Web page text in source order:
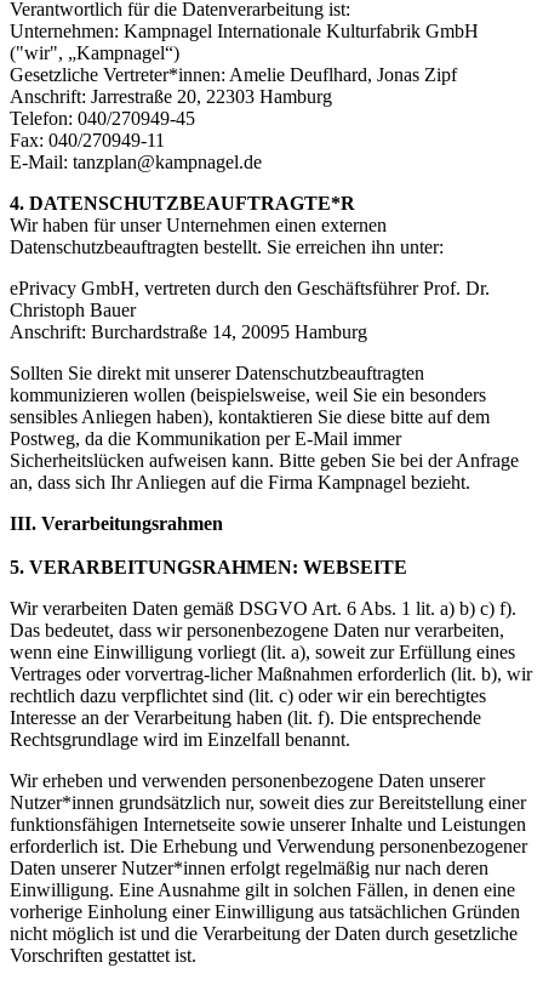
Verantwortlich für die Datenverarbeitung ist:
Unternehmen: Kampnagel Internationale Kulturfabrik GmbH
("wir", „Kampnagel“)
Gesetzliche Vertreter*innen: Amelie Deuflhard, Jonas Zipf
Anschrift: Jarrestraße 20, 22303 Hamburg
Telefon: 040/270949-45
Fax: 040/270949-11
E-Mail: tanzplan@kampnagel.de
4. DATENSCHUTZBEAUFTRAGTE*R
Wir haben für unser Unternehmen einen externen
Datenschutzbeauftragten bestellt. Sie erreichen ihn unter:
ePrivacy GmbH, vertreten durch den Geschäftsführer Prof. Dr.
Christoph Bauer
Anschrift: Burchardstraße 14, 20095 Hamburg
Sollten Sie direkt mit unserer Datenschutzbeauftragten
kommunizieren wollen (beispielsweise, weil Sie ein besonders
sensibles Anliegen haben), kontaktieren Sie diese bitte auf dem
Postweg, da die Kommunikation per E-Mail immer
Sicherheitslücken aufweisen kann. Bitte geben Sie bei der Anfrage
an, dass sich Ihr Anliegen auf die Firma Kampnagel bezieht.
III. Verarbeitungsrahmen
5. VERARBEITUNGSRAHMEN: WEBSEITE
Wir verarbeiten Daten gemäß DSGVO Art. 6 Abs. 1 lit. a) b) c) f).
Das bedeutet, dass wir personenbezogene Daten nur verarbeiten,
wenn eine Einwilligung vorliegt (lit. a), soweit zur Erfüllung eines
Vertrages oder vorvertrag-licher Maßnahmen erforderlich (lit. b), wir
rechtlich dazu verpflichtet sind (lit. c) oder wir ein berechtigtes
Interesse an der Verarbeitung haben (lit. f). Die entsprechende
Rechtsgrundlage wird im Einzelfall benannt.
Wir erheben und verwenden personenbezogene Daten unserer
Nutzer*innen grundsätzlich nur, soweit dies zur Bereitstellung einer
funktionsfähigen Internetseite sowie unserer Inhalte und Leistungen
erforderlich ist. Die Erhebung und Verwendung personenbezogener
Daten unserer Nutzer*innen erfolgt regelmäßig nur nach deren
Einwilligung. Eine Ausnahme gilt in solchen Fällen, in denen eine
vorherige Einholung einer Einwilligung aus tatsächlichen Gründen
nicht möglich ist und die Verarbeitung der Daten durch gesetzliche
Vorschriften gestattet ist.